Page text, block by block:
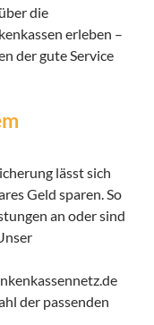
die
erleben –
der gute Service
lässt sich
Geld sparen. So
an oder sind
der passenden